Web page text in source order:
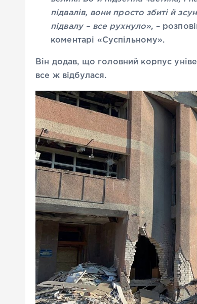
підвалів, вони просто збиті й
підвалу – все рухнуло», –
коментарі «Суспільному».
Він додав, що головний корпус
все ж відбулася.